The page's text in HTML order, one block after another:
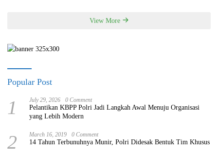
View More
Popular Post
1 July 29, 2026 0 Comment
Pelantikan KBPP Polri Jadi Langkah Awal Menuju Organisasi
yang Lebih Modern
2 March 16, 2019 0 Comment
14 Tahun Terbunuhnya Munir, Polri Didesak Bentuk Tim Khusus